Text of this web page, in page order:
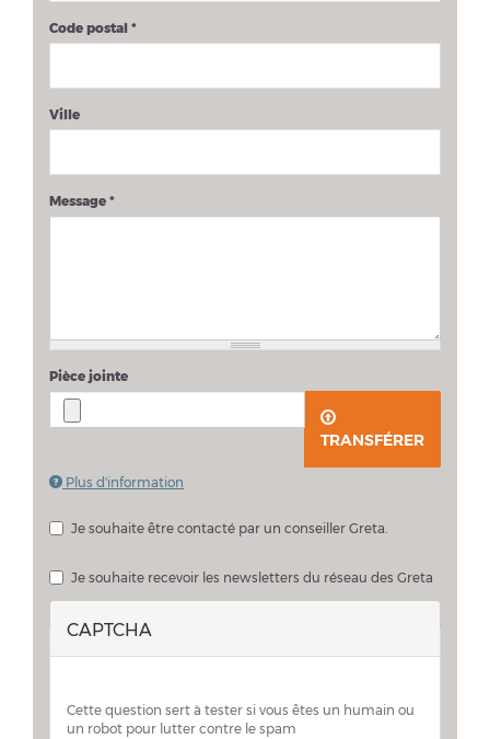
Code postal *
Ville
Message *
Pièce jointe
TRANSFÉRER
Plus d'information
Extensions autorisées :pdf doc docx.
Je souhaite être contacté par un conseiller Greta.
Je souhaite recevoir les newsletters du réseau des Greta
CAPTCHA
Cette question sert à tester si vous êtes un humain ou
un robot pour lutter contre le spam